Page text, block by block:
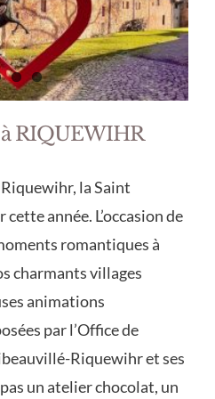
RIQUEWIHR
la Saint
année. L’occasion de
romantiques à
charmants villages
animations
par l’Office de
Riquewihr et ses
un atelier chocolat, un